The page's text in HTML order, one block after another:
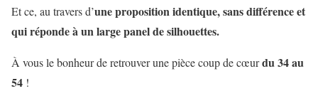
Et ce, au travers d’une proposition identique, sans différence et
qui réponde à un large panel de silhouettes.
À vous le bonheur de retrouver une pièce coup de cœurdu 34 au
54 !